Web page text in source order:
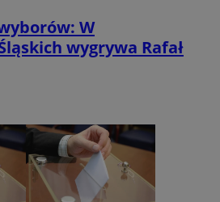
W
wygrywa Rafał